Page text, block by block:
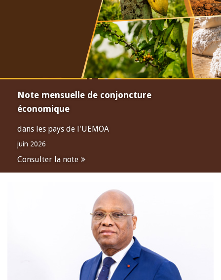
Note mensuelle de conjoncture
économique
dans les pays de l'UEMOA
juin 2026
Consulter la note